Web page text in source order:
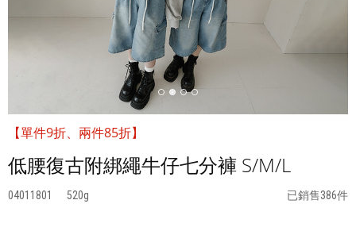
【單件9折、兩件85折】
低腰復古附綁繩牛仔七分褲 S/M/L
04011801 520 已銷售386件